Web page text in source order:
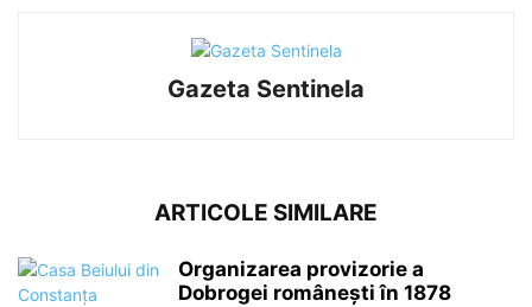
Gazeta Sentinela
ARTICOLE SIMILARE
Organizarea provizorie a
Dobrogei românești în 1878